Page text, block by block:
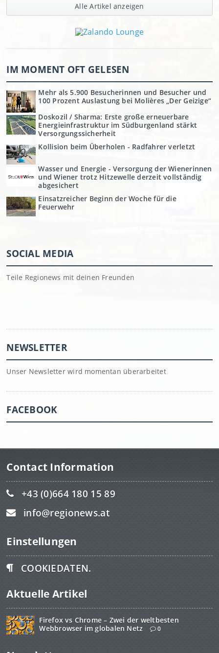
Alle Artikel anzeigen
IM MOMENT OFT GELESEN
Mehr als 5.900 Besucherinnen und Besucher und
100 Prozent Auslastung bei Molières „Der Geizige“
Doskozil / Sharma: Erste große erneuerbare
Energieinfrastruktur im Südburgenland stärkt
Versorgungssicherheit
Kollision beim Überholen - Radfahrer verletzt
Wasser und Energie - Versorgung der Wienerinnen
und Wiener trotz Hitzewelle derzeit vollständig
abgesichert
Einsatzreicher Beginn der Woche für die
Feuerwehr
SOCIAL MEDIA
Teile Regionews mit deinen Freunden
NEWSLETTER
Unser Newsletter wird momentan überarbeitet
FACEBOOK
Contact Information
+43 (0)664 180 15 89
info@regionews.at
Einstellungen
COOKIEDATEN.
Aktuelle Artikel
Firefox vs Chrome – Zwei der weltbesten
Webbrowser im globalen Netz
0